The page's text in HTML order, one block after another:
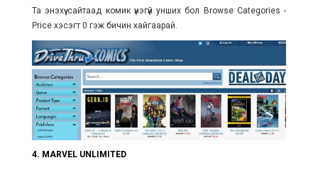
Та энэхүү сайтаад комик үнэгүй унших бол Browse Categories -
Price хэсэгт 0 гэж бичин хайгаарай.
4. MARVEL UNLIMITED